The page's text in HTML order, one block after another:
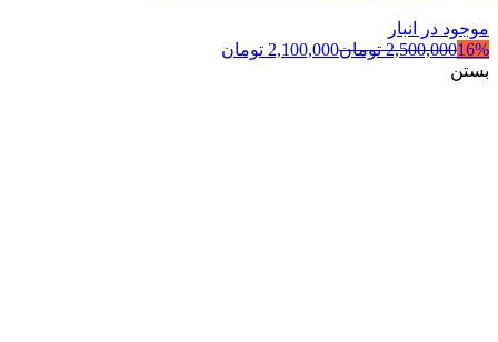
موجود در انبار
16%
2,500,000 تومان2,100,000 تومان
بستن